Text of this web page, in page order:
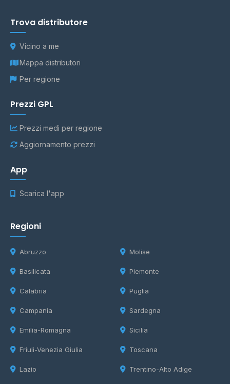
Trova distributore
Vicino a me
Mappa distributori
Per regione
Prezzi GPL
Prezzi medi per regione
Aggiornamento prezzi
App
Scarica l'app
Regioni
Abruzzo
Basilicata
Calabria
Campania
Emilia-Romagna
Friuli-Venezia Giulia
Lazio
Molise
Piemonte
Puglia
Sardegna
Sicilia
Toscana
Trentino-Alto Adige